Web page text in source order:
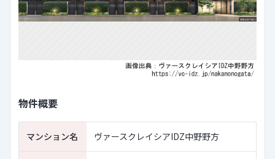
物件概要
マンション名 ヴァースクレイシアIDZ中野野方